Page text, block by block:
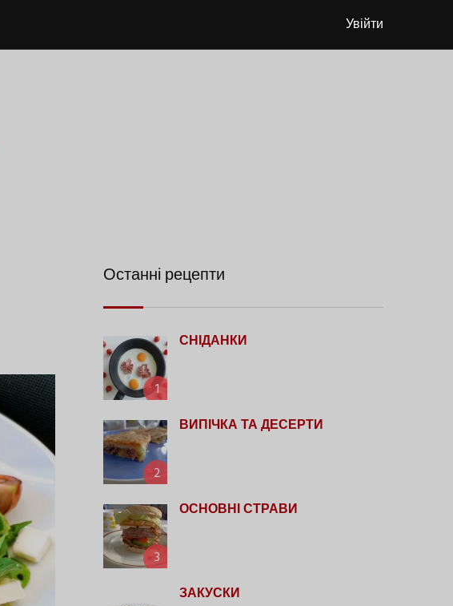
Увійти
Останні рецепти
1
СНІДАНКИ
2
ВИПІЧКА ТА ДЕСЕРТИ
3
ОСНОВНІ СТРАВИ
ЗАКУСКИ